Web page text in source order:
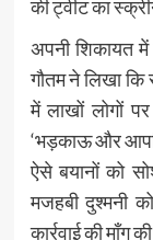
की ट्वीट का
अपनी शिकायत
गौतम ने लिखा
में लाखों लोगों
‘भड़काऊ और
ऐसे बयानों को
मजहबी दुश्मनी
कार्रवाई की माँग